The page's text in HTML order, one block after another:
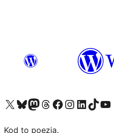
Odwiedź nasze konto X (dawniej Twitter)
Odwiedź nasze konto Bluesky
Odwiedź nasze konto na Mastodoncie
Odwiedź naszego Threadsa
Odwiedź naszego Facebooka
Odwiedź nasze konto na
Odwiedź nasze konto na
Odwiedź
Kod to poezja.